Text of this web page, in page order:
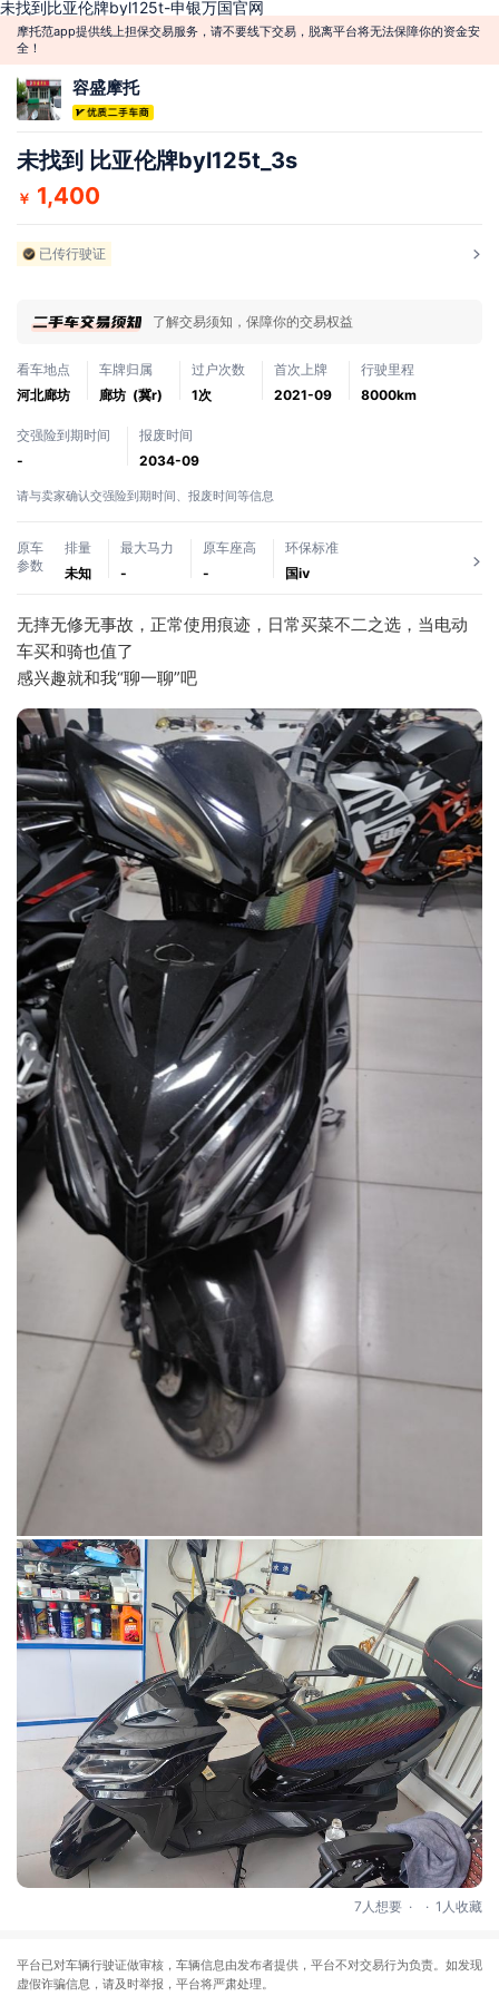
未找到比亚伦牌byl125t-申银万国官网
摩托范app提供线上担保交易服务，请不要线下交易，脱离平台将无法保障你的资金安
全！
容盛摩托
未找到 比亚伦牌byl125t_3s
￥ 1,400
已传行驶证
了解交易须知，保障你的交易权益
看车地点
河北廊坊
车牌归属
廊坊 (冀r)
过户次数
1次
首次上牌
2021-09
行驶里程
8000km
交强险到期时间
-
报废时间
2034-09
请与卖家确认交强险到期时间、报废时间等信息
原车
参数
排量
未知
最大马力
-
原车座高
-
环保标准
国ⅳ
无摔无修无事故，正常使用痕迹，日常买菜不二之选，当电动
车买和骑也值了
感兴趣就和我“聊一聊”吧
7人想要 . . 1人收藏
平台已对车辆行驶证做审核，车辆信息由发布者提供，平台不对交易行为负责。如发现
虚假诈骗信息，请及时举报，平台将严肃处理。